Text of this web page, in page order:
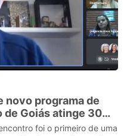
novo programa de
de Goiás atinge 30
foi o primeiro de uma